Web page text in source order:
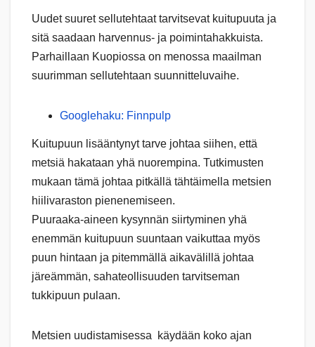
Uudet suuret sellutehtaat tarvitsevat kuitupuuta ja
sitä saadaan harvennus- ja poimintahakkuista.
Parhaillaan Kuopiossa on menossa maailman
suurimman sellutehtaan suunnitteluvaihe.
Googlehaku: Finnpulp
Kuitupuun lisääntynyt tarve johtaa siihen, että
metsiä hakataan yhä nuorempina. Tutkimusten
mukaan tämä johtaa pitkällä tähtäimella metsien
hiilivaraston pienenemiseen.
Puuraaka-aineen kysynnän siirtyminen yhä
enemmän kuitupuun suuntaan vaikuttaa myös
puun hintaan ja pitemmällä aikavälillä johtaa
järeämmän, sahateollisuuden tarvitseman
tukkipuun pulaan.
Metsien uudistamisessa käydään koko ajan